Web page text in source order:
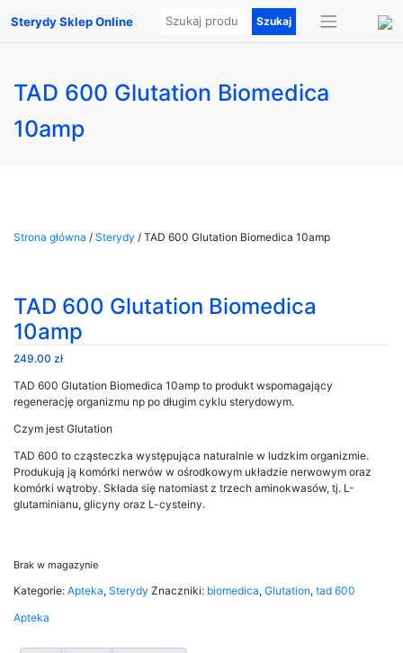
Sterydy Sklep Online
TAD 600 Glutation Biomedica
10amp
Strona główna / Sterydy / TAD 600 Glutation Biomedica 10amp
TAD 600 Glutation Biomedica
10amp
249.00 zł
TAD 600 Glutation Biomedica 10amp to produkt wspomagający
regenerację organizmu np po długim cyklu sterydowym.
Czym jest Glutation
TAD 600 to cząsteczka występująca naturalnie w ludzkim organizmie.
Produkują ją komórki nerwów w ośrodkowym układzie nerwowym oraz
komórki wątroby. Składa się natomiast z trzech aminokwasów, tj. L-
glutaminianu, glicyny oraz L-cysteiny.
Brak w magazynie
Kategorie: Apteka, Sterydy Znaczniki: biomedica, Glutation, tad 600
Apteka